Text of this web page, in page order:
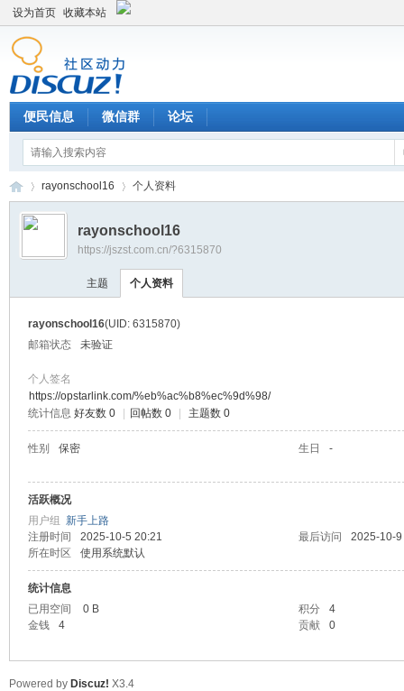
设为首页 收藏本站
便民信息 微信群 论坛
›
rayonschool16 个人资料
rayonschool16
https://jszst.com.cn/?6315870
主题 个人资料
rayonschool16(UID: 6315870)
邮箱状态
未验证
个人签名
https://opstarlink.com/%eb%ac%b8%ec%9d%98/
统计信息 好友数 0 回帖数 0 主题数 0
性别 保密 生日 -
活跃概况
用户组 新手上路
注册时间
2025-10-5 20:21 最后访问
2025-10-
所在时区
使用系统默认
统计信息
已用空间
0 B 积分
4
金钱
4 贡献 0
Powered by Discuz! X3.4